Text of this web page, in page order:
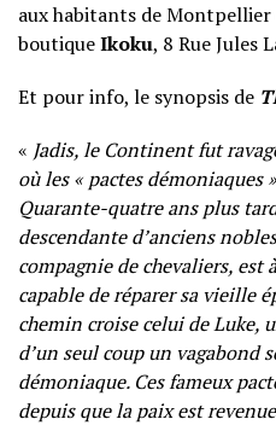
aux habitants de Montpellier
boutiqueIkoku, 8 Rue Jules
Et pour info, le synopsis de
« Jadis, le Continent fut
où les « pactes
Quarante-quatre ans plus
descendante d’anciens
compagnie de chevaliers, est
capable de réparer sa vieille
chemin croise celui de Luke,
d’un seul coup un vagabond
démoniaque. Ces fameux
depuis que la paix est